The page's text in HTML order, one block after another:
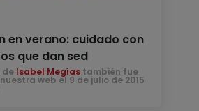
en verano: cuidado con
que dan sed
de Isabel Megías también fue
web el 9 de julio de 2015